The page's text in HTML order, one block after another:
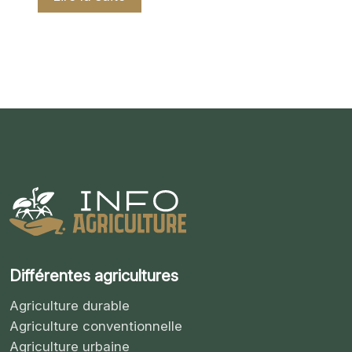
Différentes agricultures
Agriculture durable
Agriculture conventionnelle
Agriculture urbaine